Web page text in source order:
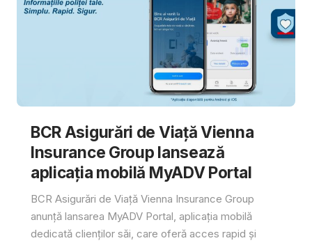
BCR Asigurări de Viață Vienna
Insurance Group lansează
aplicația mobilă MyADV Portal
BCR Asigurări de Viață Vienna Insurance Group
anunță lansarea MyADV Portal, aplicația mobilă
dedicată clienților săi, care oferă acces rapid și